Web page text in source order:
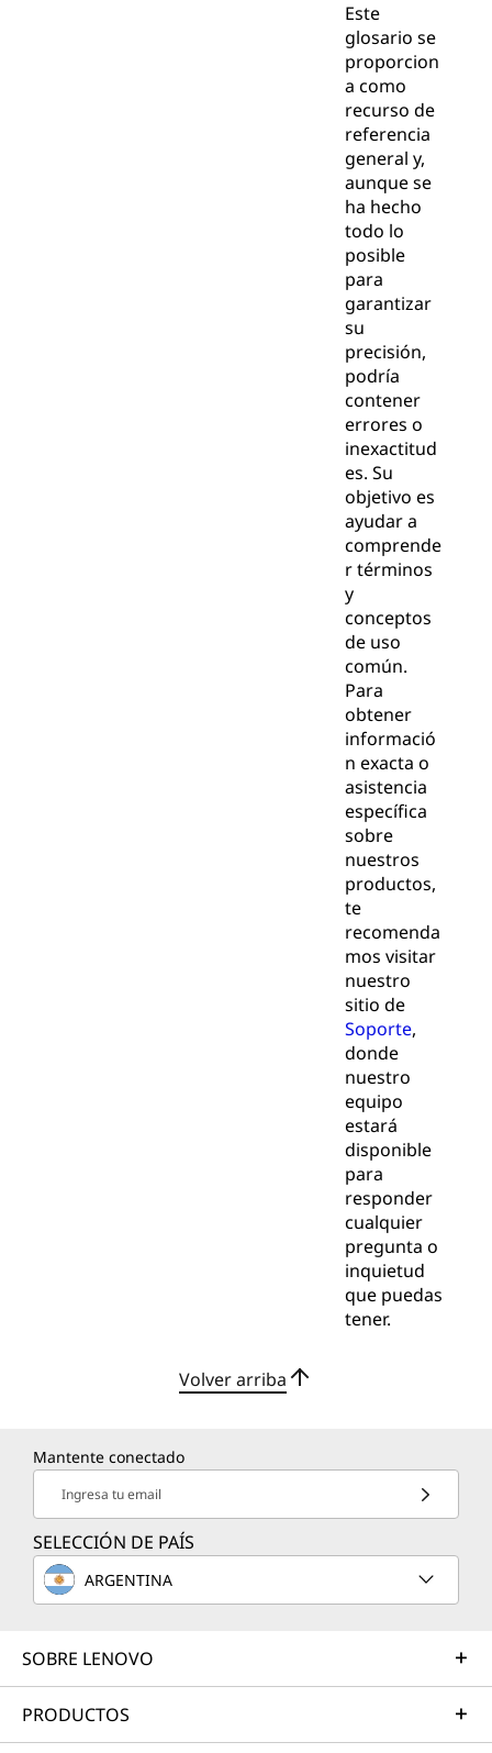
Este
glosario se
proporcion
a como
recurso de
referencia
general y,
aunque se
ha hecho
todo lo
posible
para
garantizar
su
precisión,
podría
contener
errores o
inexactitud
es. Su
objetivo es
ayudar a
comprende
r términos
y
conceptos
de uso
común.
Para
obtener
informació
n exacta o
asistencia
específica
sobre
nuestros
productos,
te
recomenda
mos visitar
nuestro
sitio de
Soporte,
donde
nuestro
equipo
estará
disponible
para
responder
cualquier
pregunta o
inquietud
que puedas
tener.
Volver arriba
Mantente conectado
Ingresa tu email
SELECCIÓN DE PAÍS
ARGENTINA
SOBRE LENOVO
PRODUCTOS